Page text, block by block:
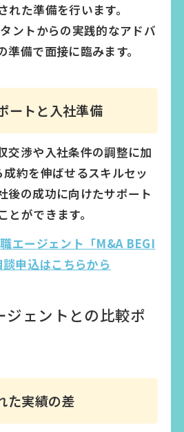
た準備を行います。
ントからの実践的なアドバ
備で面接に臨みます。
ートと入社準備
交渉や入社条件の調整に加
約を伸ばせるスキルセッ
後の成功に向けたサポート
ができます。
エージェント「M&A BEGI
申込はこちらから
ジェントとの比較ポ
た実績の差